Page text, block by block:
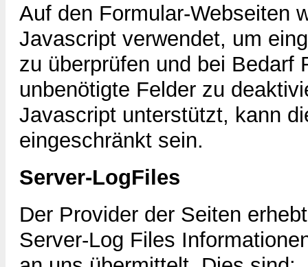
Auf den Formular-Webseiten
Javascript verwendet, um
zu überprüfen und bei Bedarf
unbenötigte Felder zu
Javascript unterstützt, kann
eingeschränkt sein.
Server-LogFiles
Der Provider der Seiten
Server-Log Files